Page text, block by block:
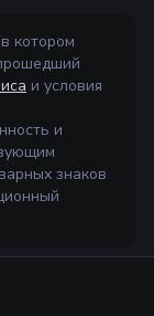
котором
и условия
и
знаков